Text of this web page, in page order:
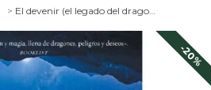
El devenir (el legado del dragon #2)
-20%